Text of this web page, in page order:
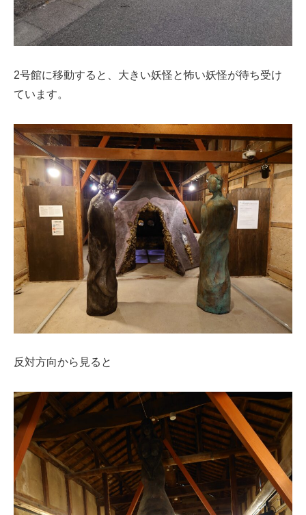
2号館に移動すると、大きい妖怪と怖い妖怪が待ち受け
ています。
反対方向から見ると